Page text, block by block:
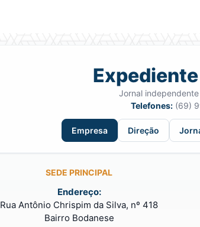
Jornal
Telefones:(69)
Empresa Direção
SEDE PRINCIPAL
Endereço:
Rua Antônio Chrispim da Silva, nº 418
Bairro Bodanese